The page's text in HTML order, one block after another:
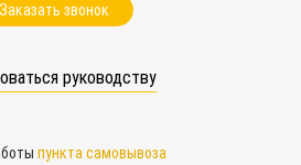
Заказать звонок
руководству
пункта самовывоза